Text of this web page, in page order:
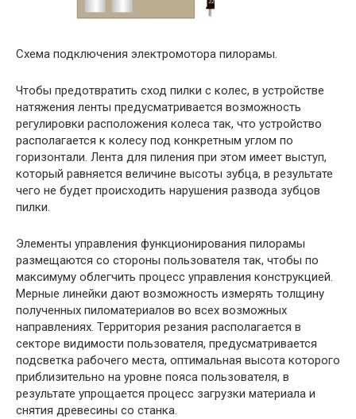
Схема подключения электромотора пилорамы.
Чтобы предотвратить сход пилки с колес, в устройстве
натяжения ленты предусматривается возможность
регулировки расположения колеса так, что устройство
располагается к колесу под конкретным углом по
горизонтали. Лента для пиления при этом имеет выступ,
который равняется величине высоты зубца, в результате
чего не будет происходить нарушения развода зубцов
пилки.
Элементы управления функционирования пилорамы
размещаются со стороны пользователя так, чтобы по
максимуму облегчить процесс управления конструкцией.
Мерные линейки дают возможность измерять толщину
полученных пиломатериалов во всех возможных
направлениях. Территория резания располагается в
секторе видимости пользователя, предусматривается
подсветка рабочего места, оптимальная высота которого
приблизительно на уровне пояса пользователя, в
результате упрощается процесс загрузки материала и
снятия древесины со станка.